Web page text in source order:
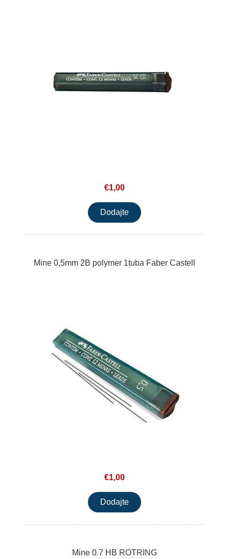
€1,00
Mine 0,5mm 2B polymer 1tuba Faber Castell
€1,00
Mine 0.7 HB ROTRING